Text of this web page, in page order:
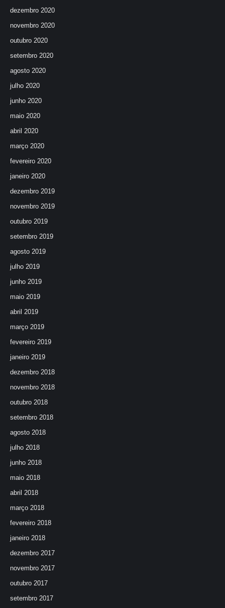
dezembro 2020
novembro 2020
outubro 2020
setembro 2020
agosto 2020
julho 2020
junho 2020
maio 2020
abril 2020
março 2020
fevereiro 2020
janeiro 2020
dezembro 2019
novembro 2019
outubro 2019
setembro 2019
agosto 2019
julho 2019
junho 2019
maio 2019
abril 2019
março 2019
fevereiro 2019
janeiro 2019
dezembro 2018
novembro 2018
outubro 2018
setembro 2018
agosto 2018
julho 2018
junho 2018
maio 2018
abril 2018
março 2018
fevereiro 2018
janeiro 2018
dezembro 2017
novembro 2017
outubro 2017
setembro 2017